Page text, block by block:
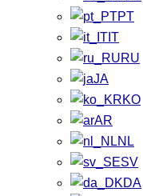
PT
IT
RU
JA
KO
AR
NL
SV
DA